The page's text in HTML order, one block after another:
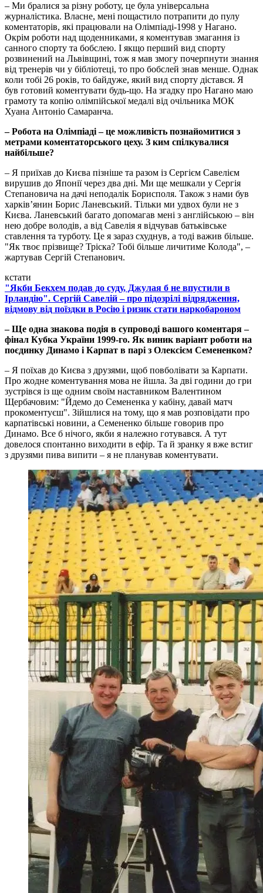
– Ми бралися за різну роботу, це була універсальна
журналістика. Власне, мені пощастило потрапити до пулу
коментаторів, які працювали на Олімпіаді-1998 у Нагано.
Окрім роботи над щоденниками, я коментував змагання із
санного спорту та бобслею. І якщо перший вид спорту
розвинений на Львівщині, тож я мав змогу почерпнути знання
від тренерів чи у бібліотеці, то про бобслей знав менше. Однак
коли тобі 26 років, то байдуже, який вид спорту дістався. Я
був готовий коментувати будь-що. На згадку про Нагано маю
грамоту та копію олімпійської медалі від очільника МОК
Хуана Антоніо Самаранча.
– Робота на Олімпіаді – це можливість познайомитися з
метрами коментаторського цеху. З ким спілкувалися
найбільше?
– Я приїхав до Києва пізніше та разом із Сергієм Савелієм
вирушив до Японії через два дні. Ми ще мешкали у Сергія
Степановича на дачі неподалік Борисполя. Також з нами був
харків’янин Борис Ланевський. Тільки ми удвох були не з
Києва. Ланевський багато допомагав мені з англійською – він
нею добре володів, а від Савелія я відчував батьківське
ставлення та турботу. Це я зараз схуднув, а тоді важив більше.
"Як твоє прізвище? Тріска? Тобі більше личитиме Колода", –
жартував Сергій Степанович.
кстати
"Якби Бекхем подав до суду, Джулая б не впустили в
Ірландію". Сергій Савелій – про підозрілі відрядження,
відмову від поїздки в Росію і ризик стати наркобароном
– Ще одна знакова подія в супроводі вашого коментаря –
фінал Кубка України 1999-го. Як виник варіант роботи на
поєдинку Динамо і Карпат в парі з Олексієм Семененком?
– Я поїхав до Києва з друзями, щоб повболівати за Карпати.
Про жодне коментування мова не йшла. За дві години до гри
зустрівся із ще одним своїм наставником Валентином
Щербачовим: "Йдемо до Семененка у кабіну, давай матч
прокоментуєш". Зійшлися на тому, що я мав розповідати про
карпатівські новини, а Семененко більше говорив про
Динамо. Все б нічого, якби я належно готувався. А тут
довелося спонтанно виходити в ефір. Та й зранку я вже встиг
з друзями пива випити – я не планував коментувати.